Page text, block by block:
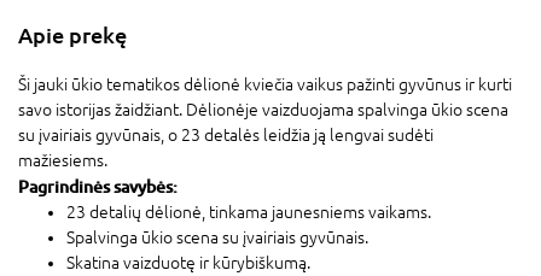
Apie prekę
Ši jauki ūkio tematikos dėlionė kviečia vaikus pažinti gyvūnus ir kurti
savo istorijas žaidžiant. Dėlionėje vaizduojama spalvinga ūkio scena
su įvairiais gyvūnais, o 23 detalės leidžia ją lengvai sudėti
mažiesiems.
Pagrindinės savybės:
23 detalių dėlionė, tinkama jaunesniems vaikams.
Spalvinga ūkio scena su įvairiais gyvūnais.
Skatina vaizduotę ir kūrybiškumą.